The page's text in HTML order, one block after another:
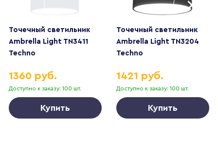
Точечный светильник
Ambrella Light TN3411
Techno
Доступно к заказу: 100 шт.
1360 руб.
Купить
Точечный светильник
Ambrella Light TN3204
Techno
Доступно к заказу: 100 шт.
1421 руб.
Купить